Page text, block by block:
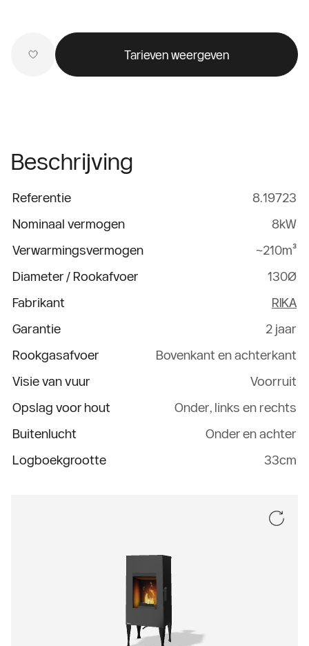
Tarieven weergeven
Beschrijving
Referentie
8.19723
Nominaal vermogen
8kW
Verwarmingsvermogen
~210m³
Diameter / Rookafvoer
130Ø
Fabrikant
RIKA
Garantie
2 jaar
Rookgasafvoer
Bovenkant en achterkant
Visie van vuur
Voorruit
Opslag voor hout
Onder, links en rechts
Buitenlucht
Onder en achter
Logboekgrootte
33cm